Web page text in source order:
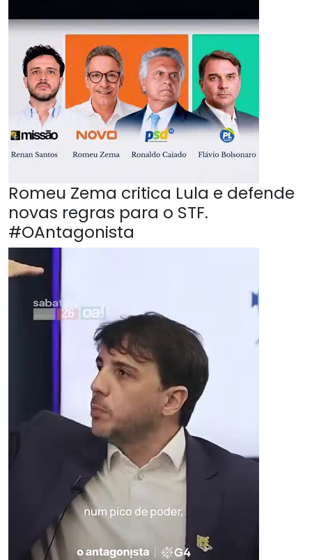
Romeu Zema critica Lula e defende
novas regras para o STF.
#OAntagonista